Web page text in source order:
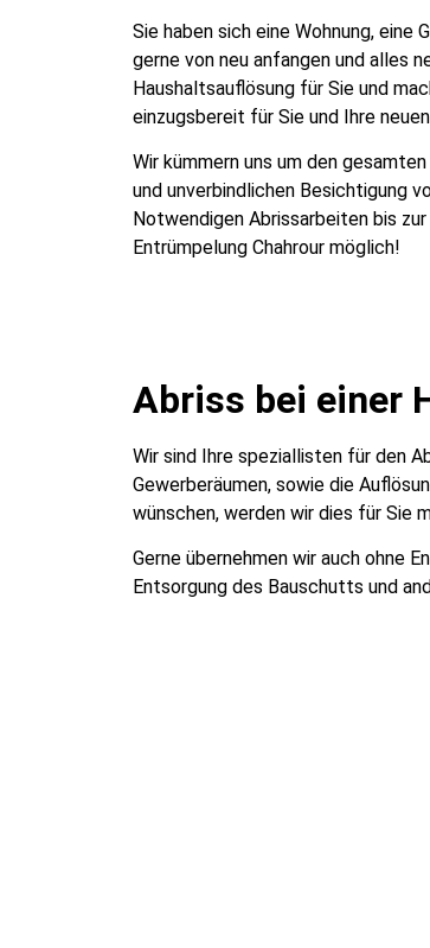
Sie haben sich eine Wohnung, eine
gerne von neu anfangen und alles
Haushaltsauflösung für Sie und
einzugsbereit für Sie und Ihre
Wir kümmern uns um den
und unverbindlichen Besichtigung
Notwendigen Abrissarbeiten bis
Entrümpelung Chahrour möglich!
Abriss bei einer
Wir sind Ihre speziallisten für den
Gewerberäumen, sowie die
wünschen, werden wir dies für Sie
Gerne übernehmen wir auch ohne
Entsorgung des Bauschutts und